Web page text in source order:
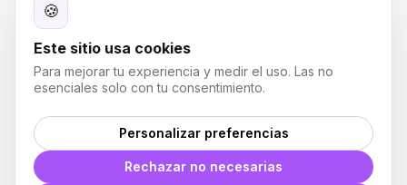
🍪
Este sitio usa cookies
Para mejorar tu experiencia y medir el uso. Las no
esenciales solo con tu consentimiento.
Personalizar preferencias
Rechazar no necesarias